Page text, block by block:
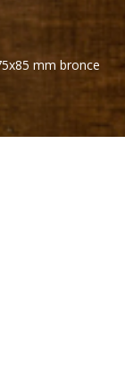
mm bronce